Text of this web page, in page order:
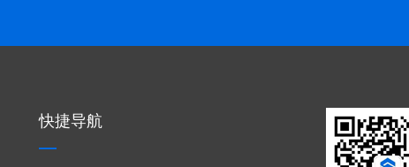
快捷导航